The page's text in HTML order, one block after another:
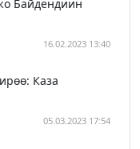
Байдендиин
16.02.2023 13:40
Каза
05.03.2023 17:54